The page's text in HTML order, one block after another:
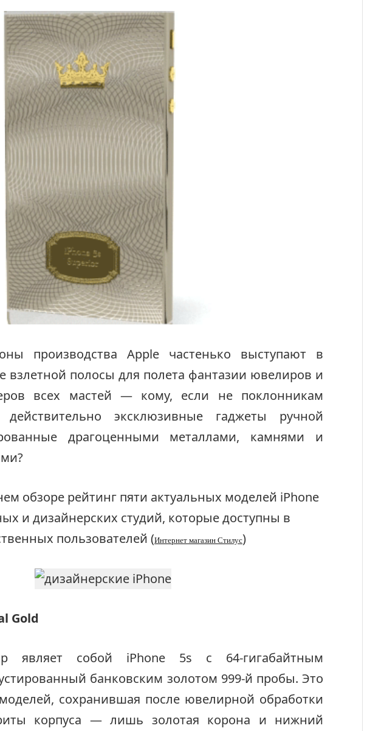
производства Apple частенько выступают в
взлетной полосы для полета фантазии ювелиров и
всех мастей — кому, если не поклонникам
действительно эксклюзивные гаджеты ручной
драгоценными металлами, камнями и
обзоре рейтинг пяти актуальных моделей iPhone
и дизайнерских студий, которые доступны в
пользователей (Интернет магазин Стилус)
Gold
являет собой iPhone 5s с 64-гигабайтным
банковским золотом 999-й пробы. Это
сохранившая после ювелирной обработки
корпуса — лишь золотая корона и нижний